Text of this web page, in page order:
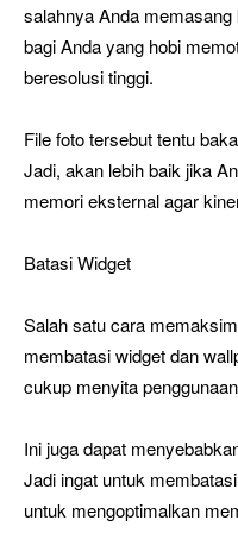
salahnya Anda
bagi Anda yang hobi
beresolusi tinggi.
File foto tersebut tentu
Jadi, akan lebih baik jika
memori eksternal agar
Batasi Widget
Salah satu cara
membatasi widget dan
cukup menyita
Ini juga dapat
Jadi ingat untuk
untuk mengoptimalkan